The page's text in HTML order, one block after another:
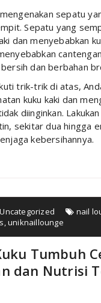
sepatu
Sepatu yang
dan menyebabkan
dan berbahan
trik-trik di atas,
kuku kaki dan
diinginkan.
sekitar dua hingga
kebersihannya.
Uncategorized nail
,uniknaillounge
Tumbuh
dan Nutrisi